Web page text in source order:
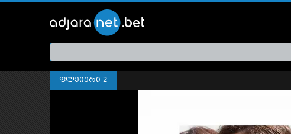
თრეილერები
ფლეიერი 2